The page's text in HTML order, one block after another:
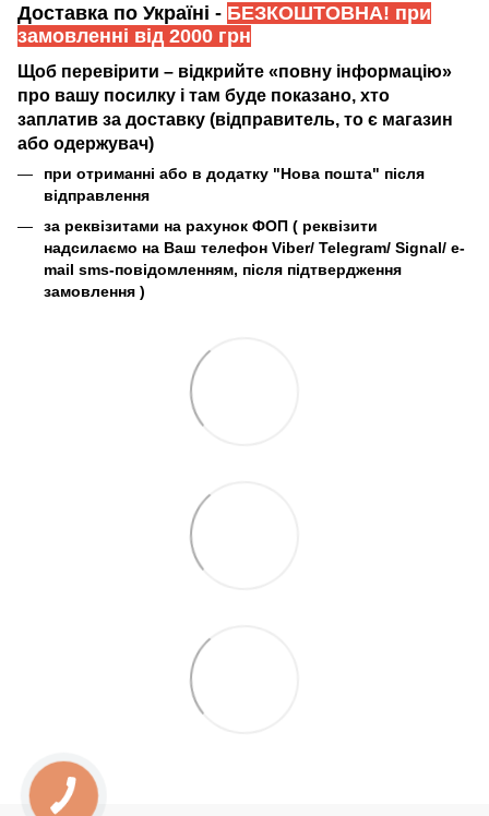
Доставка по Україні - БЕЗКОШТОВНА! при
замовленні від 2000 грн
Щоб перевірити – відкрийте «повну інформацію»
про вашу посилку і там буде показано, хто
заплатив за доставку (відправитель, то є магазин
або одержувач)
при отриманні або в додатку "Нова пошта" після
відправлення
за реквізитами на рахунок ФОП ( реквізити
надсилаємо на Ваш телефон Viber/ Telegram/ Signal/ e-
mail sms-повідомленням, після підтвердження
замовлення )